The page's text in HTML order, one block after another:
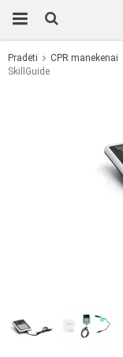
Pradėti CPR manekenai
SkillGuide